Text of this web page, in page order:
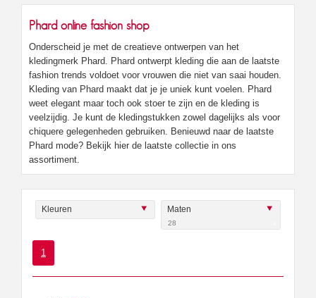
Phard online fashion shop
Onderscheid je met de creatieve ontwerpen van het
kledingmerk Phard. Phard ontwerpt kleding die aan de laatste
fashion trends voldoet voor vrouwen die niet van saai houden.
Kleding van Phard maakt dat je je uniek kunt voelen. Phard
weet elegant maar toch ook stoer te zijn en de kleding is
veelzijdig. Je kunt de kledingstukken zowel dagelijks als voor
chiquere gelegenheden gebruiken. Benieuwd naar de laatste
Phard mode? Bekijk hier de laatste collectie in ons
assortiment.
Kleuren Maten
28
1